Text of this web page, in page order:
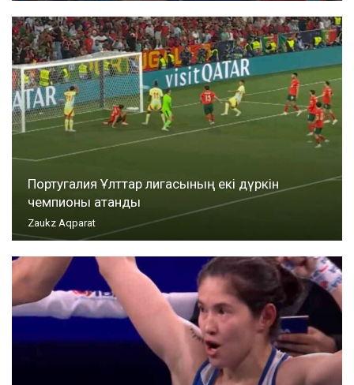
Португалия Ұлттар лигасының екі дүркін
чемпионы атанды
Zaukz Aqparat